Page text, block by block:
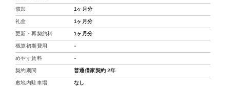
償却 1ヶ月分
礼金 1ヶ月分
更新・再契約料 1ヶ月分
概算初期費用 -
めやす賃料 -
契約期間 普通借家契約 2年
敷地内駐車場 なし